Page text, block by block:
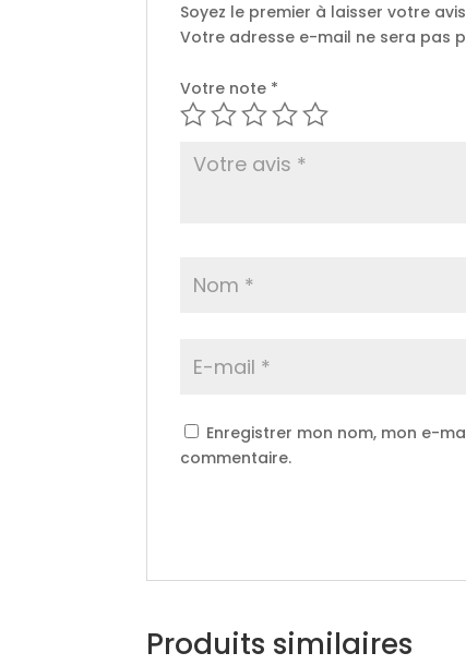
Soyez le premier à laisser votre avis
Votre adresse e-mail ne sera pas
Votre note *
Enregistrer mon nom, mon e-
commentaire.
Produits similaires